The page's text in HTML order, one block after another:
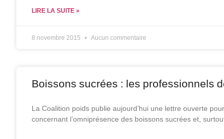
LIRE LA SUITE »
8 novembre 2015 Aucun commentaire
Boissons sucrées : les professionnels
La Coalition poids publie aujourd’hui une lettre ouverte
concernant l’omniprésence des boissons sucrées et,